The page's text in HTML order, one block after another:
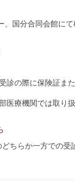
国分合同会館にて
の際に保険証ま
機関では取り扱
ちらか一方での受